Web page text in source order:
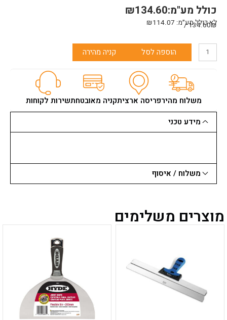
₪134.60כולל מע"מ:
לא כולל מע״מ: ₪114.07
134.60₪ /
כמות
חובבני
הוספה לסל קניה מהירה
משלוח מהירפריסה ארציתקניה מאובטחתשירות לקוחות
מידע טכני
משלוח / איסוף
מוצרים משלימים
סוגים.
ניתן
זה
יש
מספר
סוגים.
ניתן
לבחור
את
האפשרויות